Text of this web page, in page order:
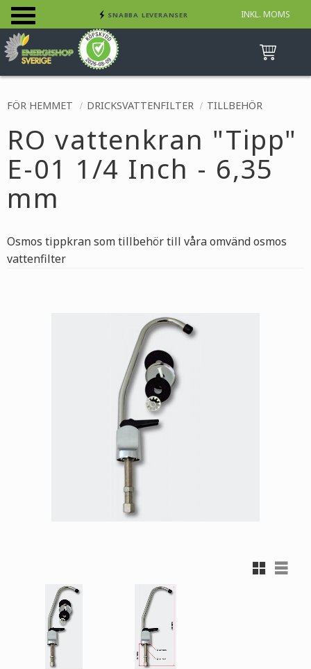
Meny
INKL. MOMS
SNABBA LEVERANSER
BETALA SÄKERT MED KORT, FAKTURA &
SWISH
FÖR HEMMET DRICKSVATTENFILTER TILLBEHÖR
RO vattenkran "Tipp"
E-01 1/4 Inch - 6,35
mm
Osmos tippkran som tillbehör till våra omvänd osmos
vattenfilter
Rutnätsvy
Listvy